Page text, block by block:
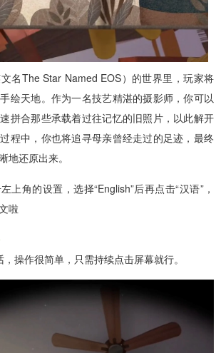
名The Star Named EOS）的世界里，玩家将
绘天地。作为一名技艺精湛的摄影师，你可以
拼合那些承载着过往记忆的旧照片，以此解开
程中，你也将追寻母亲曾经走过的足迹，最终
地还原出来。
上角的设置，选择“English”后再点击“汉语”，
啦
操作很简单，只需持续点击屏幕就行。